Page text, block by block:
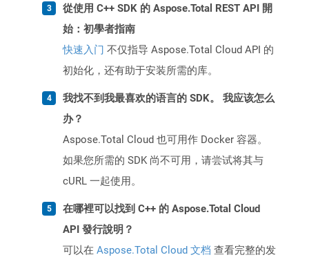
從使用 C++ SDK 的 Aspose.Total REST API 開
始：初學者指南
快速入门 不仅指导 Aspose.Total Cloud API 的
初始化，还有助于安装所需的库。
我找不到我最喜欢的语言的 SDK。 我应该怎么
办？
Aspose.Total Cloud 也可用作 Docker 容器。
如果您所需的 SDK 尚不可用，请尝试将其与
cURL 一起使用。
在哪裡可以找到 C++ 的 Aspose.Total Cloud
API 發行說明？
可以在 Aspose.Total Cloud 文档 查看完整的发